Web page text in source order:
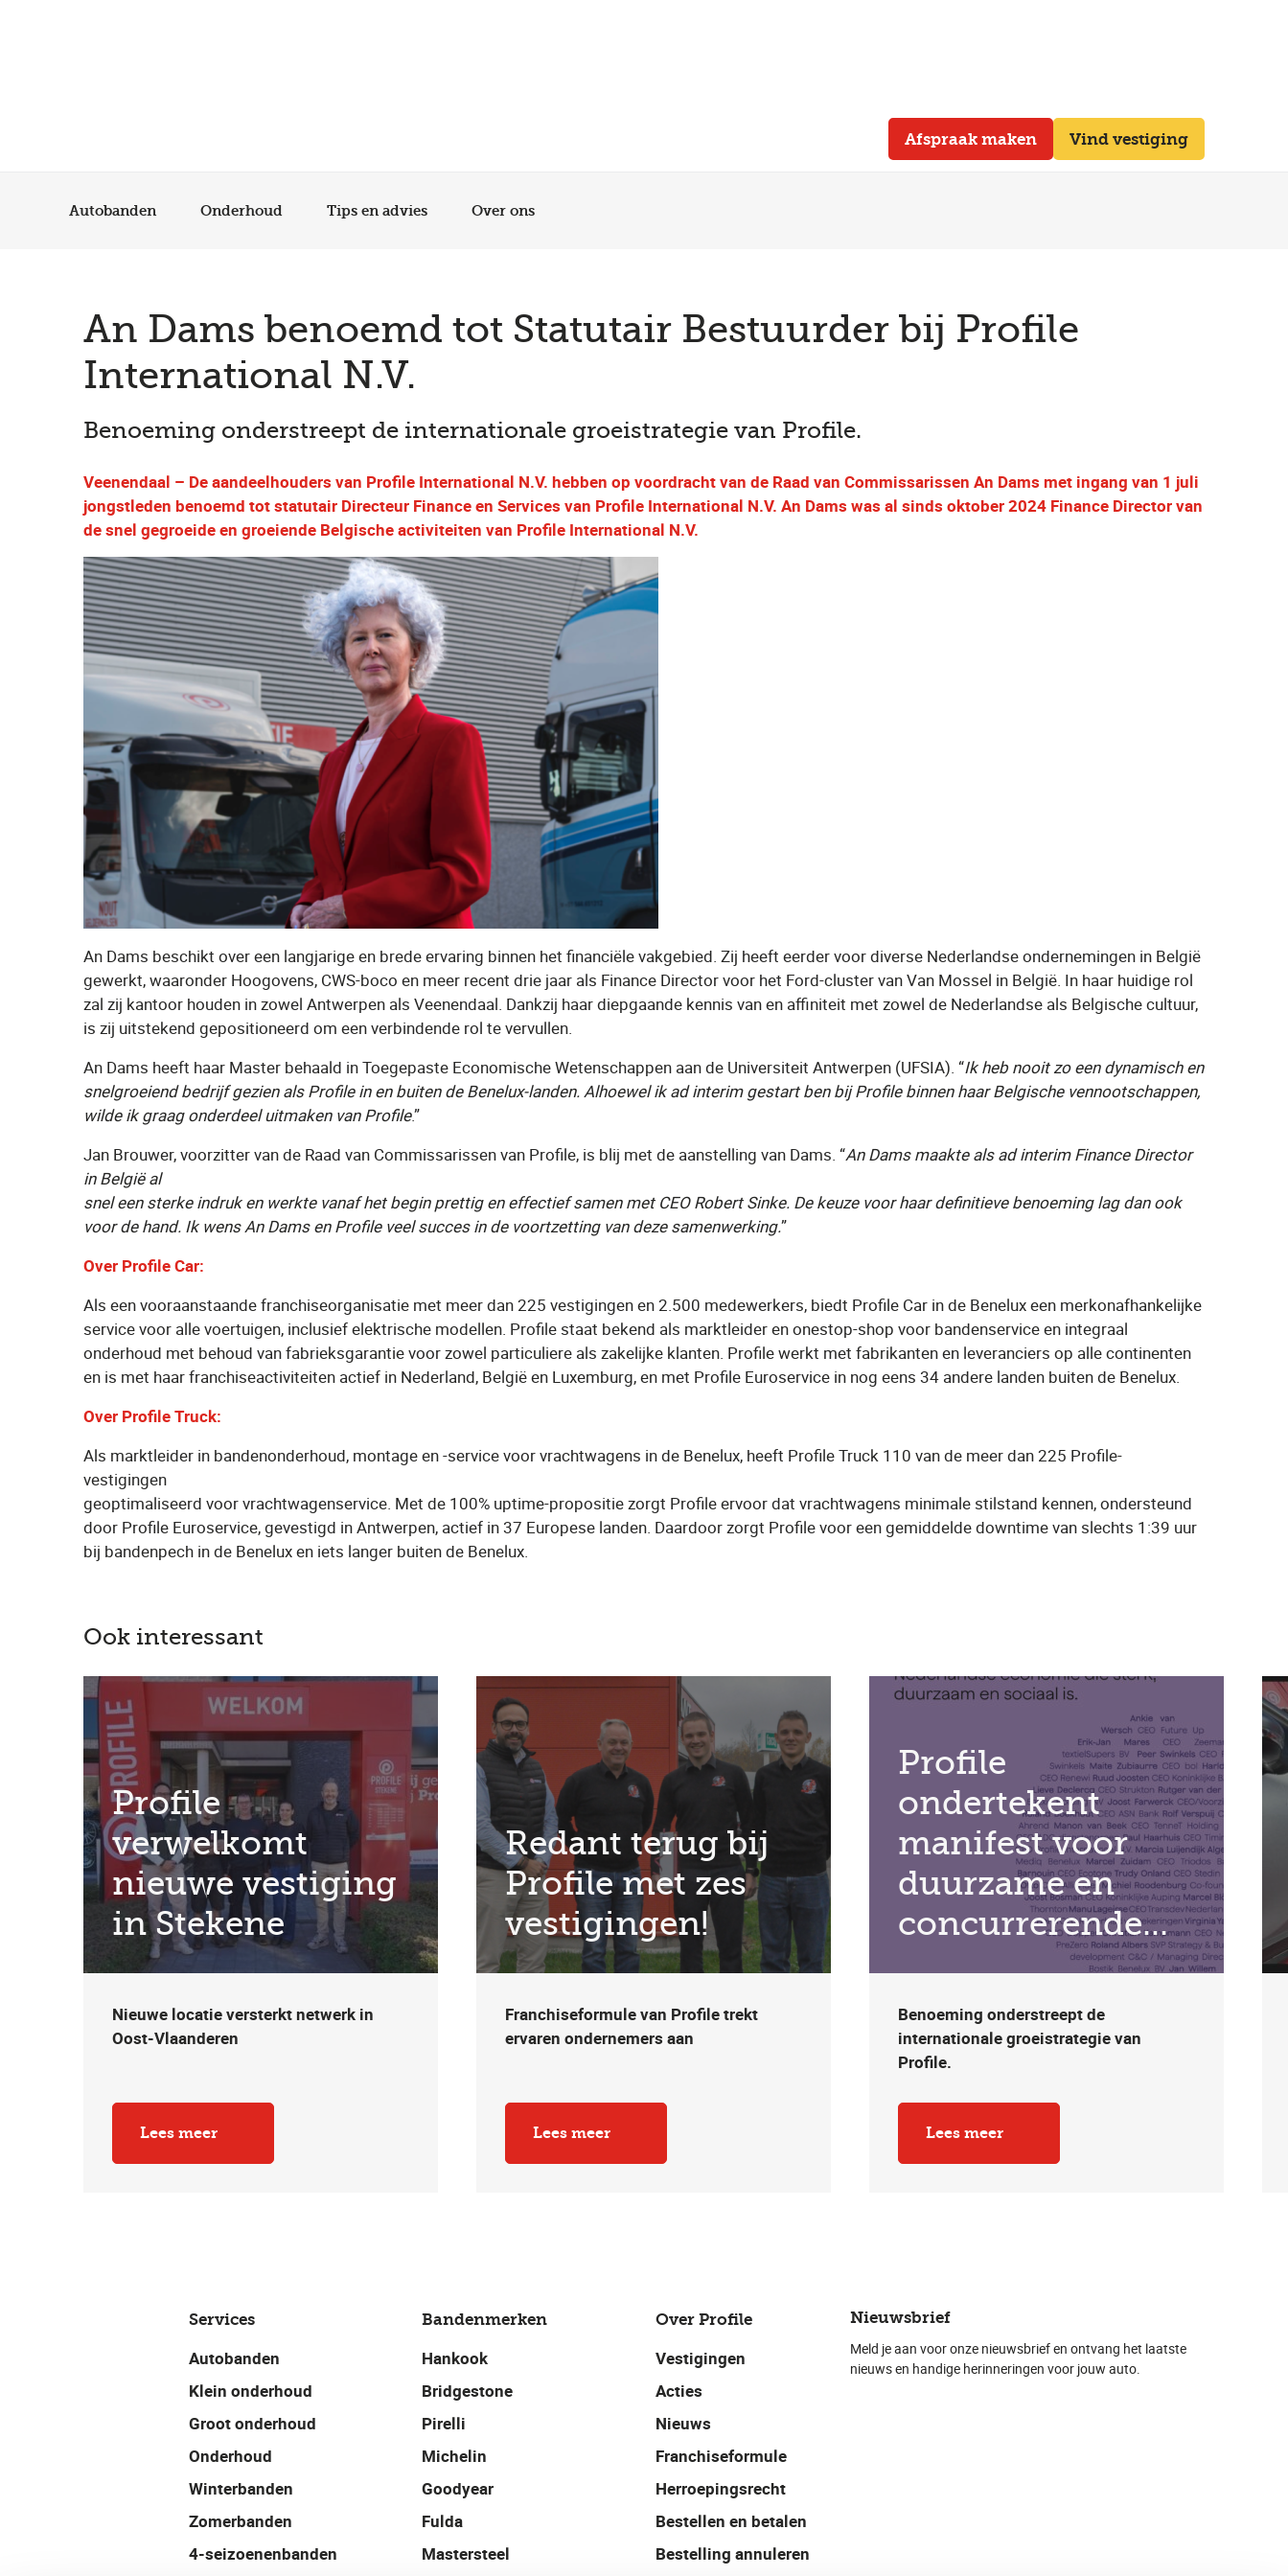
Afspraak maken Vind vestiging
Autobanden Onderhoud Tips en advies Over ons
An Dams benoemd tot Statutair Bestuurder bij Profile
International N.V.
Benoeming onderstreept de internationale groeistrategie van Profile.
Veenendaal – De aandeelhouders van Profile International N.V. hebben op voordracht van de Raad van Commissarissen An Dams met ingang van 1 juli
jongstleden benoemd tot statutair Directeur Finance en Services van Profile International N.V. An Dams was al sinds oktober 2024 Finance Director van
de snel gegroeide en groeiende Belgische activiteiten van Profile International N.V.
An Dams beschikt over een langjarige en brede ervaring binnen het financiële vakgebied. Zij heeft eerder voor diverse Nederlandse ondernemingen in België
gewerkt, waaronder Hoogovens, CWS-boco en meer recent drie jaar als Finance Director voor het Ford-cluster van Van Mossel in België. In haar huidige rol
zal zij kantoor houden in zowel Antwerpen als Veenendaal. Dankzij haar diepgaande kennis van en affiniteit met zowel de Nederlandse als Belgische cultuur,
is zij uitstekend gepositioneerd om een verbindende rol te vervullen.
An Dams heeft haar Master behaald in Toegepaste Economische Wetenschappen aan de Universiteit Antwerpen (UFSIA). “Ik heb nooit zo een dynamisch en
snelgroeiend bedrijf gezien als Profile in en buiten de Benelux-landen. Alhoewel ik ad interim gestart ben bij Profile binnen haar Belgische vennootschappen,
wilde ik graag onderdeel uitmaken van Profile.”
Jan Brouwer, voorzitter van de Raad van Commissarissen van Profile, is blij met de aanstelling van Dams. “An Dams maakte als ad interim Finance Director
in België al
snel een sterke indruk en werkte vanaf het begin prettig en effectief samen met CEO Robert Sinke. De keuze voor haar definitieve benoeming lag dan ook
voor de hand. Ik wens An Dams en Profile veel succes in de voortzetting van deze samenwerking.”
Over Profile Car:
Als een vooraanstaande franchiseorganisatie met meer dan 225 vestigingen en 2.500 medewerkers, biedt Profile Car in de Benelux een merkonafhankelijke
service voor alle voertuigen, inclusief elektrische modellen. Profile staat bekend als marktleider en onestop-shop voor bandenservice en integraal
onderhoud met behoud van fabrieksgarantie voor zowel particuliere als zakelijke klanten. Profile werkt met fabrikanten en leveranciers op alle continenten
en is met haar franchiseactiviteiten actief in Nederland, België en Luxemburg, en met Profile Euroservice in nog eens 34 andere landen buiten de Benelux.
Over Profile Truck:
Als marktleider in bandenonderhoud, montage en -service voor vrachtwagens in de Benelux, heeft Profile Truck 110 van de meer dan 225 Profile-
vestigingen
geoptimaliseerd voor vrachtwagenservice. Met de 100% uptime-propositie zorgt Profile ervoor dat vrachtwagens minimale stilstand kennen, ondersteund
door Profile Euroservice, gevestigd in Antwerpen, actief in 37 Europese landen. Daardoor zorgt Profile voor een gemiddelde downtime van slechts 1:39 uur
bij bandenpech in de Benelux en iets langer buiten de Benelux.
Ook interessant
Profile
verwelkomt
nieuwe vestiging
in Stekene
Nieuwe locatie versterkt netwerk in
Oost-Vlaanderen
Lees meer
Redant terug bij
Profile met zes
vestigingen!
Franchiseformule van Profile trekt
ervaren ondernemers aan
Lees meer
Profile
ondertekent
manifest voor
duurzame en
concurrerende
economie
Benoeming onderstreept de
internationale groeistrategie van
Profile.
Lees meer
Services
Autobanden
Klein onderhoud
Groot onderhoud
Onderhoud
Winterbanden
Zomerbanden
4-seizoenenbanden
Bandenmerken
Hankook
Bridgestone
Pirelli
Michelin
Goodyear
Fulda
Mastersteel
Over Profile
Vestigingen
Acties
Nieuws
Franchiseformule
Herroepingsrecht
Bestellen en betalen
Bestelling annuleren
Nieuwsbrief
Meld je aan voor onze nieuwsbrief en ontvang het laatste
nieuws en handige herinneringen voor jouw auto.